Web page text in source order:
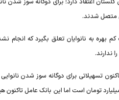
بهره به نانوایان تعلق بگیرد که انجام
ندارند.
تسهیلاتی برای دوگانه سوز شدن
خبازان در بانک عامل ماهانه بیش از ۱۰۰ میلیارد تومان است